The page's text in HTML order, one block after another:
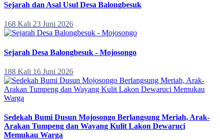
Sejarah dan Asal Usul Desa Balongbesuk
168 Kali 23 Juni 2026
Sejarah Desa Balongbesuk - Mojosongo
188 Kali 16 Juni 2026
Sedekah Bumi Dusun Mojosongo Berlangsung Meriah, Arak-
Arakan Tumpeng dan Wayang Kulit Lakon Dewaruci
Memukau Warga